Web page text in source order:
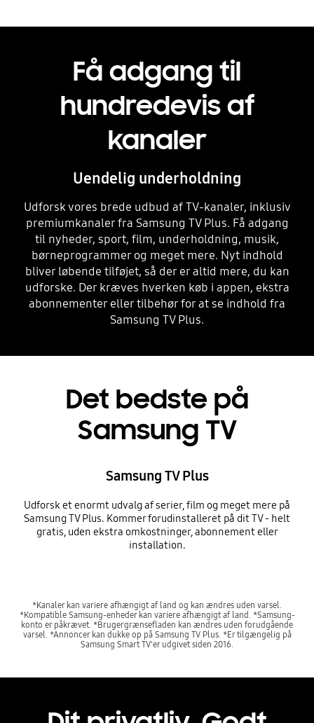
Få adgang til
hundredevis af
kanaler
Uendelig underholdning
Udforsk vores brede udbud af TV-kanaler, inklusiv
premiumkanaler fra Samsung TV Plus. Få adgang
til nyheder, sport, film, underholdning, musik,
børneprogrammer og meget mere. Nyt indhold
bliver løbende tilføjet, så der er altid mere, du kan
udforske. Der kræves hverken køb i appen, ekstra
abonnementer eller tilbehør for at se indhold fra
Samsung TV Plus.
Det bedste på
Samsung TV
Samsung TV Plus
Udforsk et enormt udvalg af serier, film og meget mere på
Samsung TV Plus. Kommer forudinstalleret på dit TV - helt
gratis, uden ekstra omkostninger, abonnement eller
installation.
*Kanaler kan variere afhængigt af land og kan ændres uden varsel.
*Kompatible Samsung-enheder kan variere afhængigt af land. *Samsung-
konto er påkrævet. *Brugergrænsefladen kan ændres uden forudgående
varsel. *Annoncer kan dukke op på Samsung TV Plus. *Er tilgængelig på
Samsung Smart TV'er udgivet siden 2016.